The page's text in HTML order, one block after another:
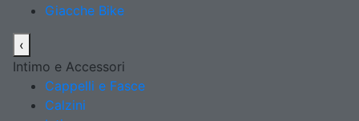
Giacche Bike
‹
Intimo e Accessori
Cappelli e Fasce
Calzini